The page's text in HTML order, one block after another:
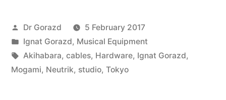
tinker
more
cables”
Posted
by
Dr Gorazd
5 February 2017
Posted
in
Ignat Gorazd, Musical Equipment
Tags:
Akihabara, cables, Hardware, Ignat Gorazd,
Mogami, Neutrik, studio, Tokyo